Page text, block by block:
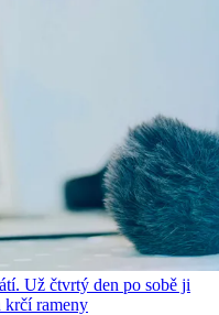
Už čtvrtý den po sobě ji
krčí rameny